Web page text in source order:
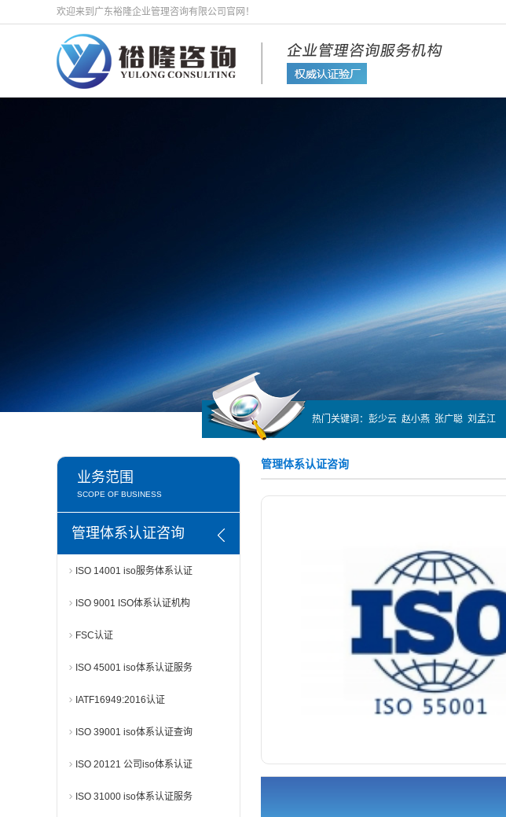
欢迎来到广东裕隆企业管理咨询有限公司官网！
热门关键词： 彭少云 赵小燕 张广聪 刘孟江
业务范围
SCOPE OF BUSINESS
管理体系认证咨询
ISO 14001 iso服务体系认证
ISO 9001 ISO体系认证机构
FSC认证
ISO 45001 iso体系认证服务
IATF16949:2016认证
ISO 39001 iso体系认证查询
ISO 20121 公司iso体系认证
ISO 31000 iso体系认证服务
管理体系认证咨询